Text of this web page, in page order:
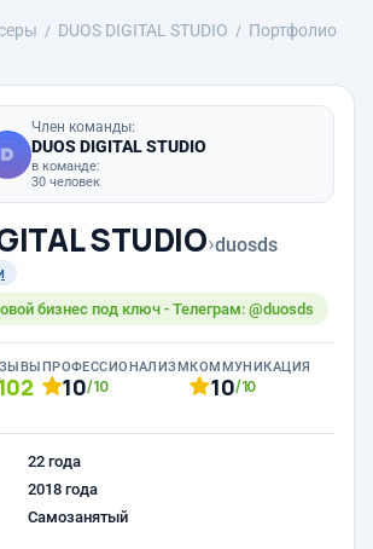
DUOS DIGITAL STUDIO
Портфолио
Член команды:
DUOS DIGITAL STUDIO
в команде:
30 человек
STUDIO›duosds
бизнес под ключ - Телеграм: @duosds
ПРОФЕССИОНАЛИЗМ
10/10
КОММУНИКАЦИЯ
10/10
22 года
2018 года
Самозанятый